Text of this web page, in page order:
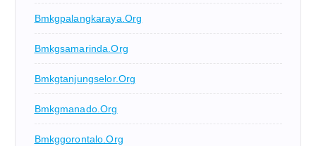
Bmkgpalangkaraya.org
Bmkgsamarinda.org
Bmkgtanjungselor.org
Bmkgmanado.org
Bmkggorontalo.org